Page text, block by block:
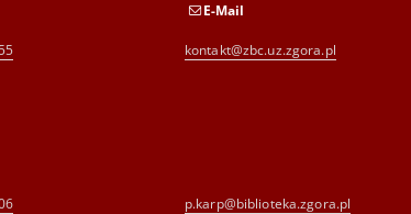
E-Mail
kontakt@zbc.uz.zgora.pl
p.karp@biblioteka.zgora.pl